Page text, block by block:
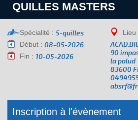
QUILLES MASTERS
Spécialité : 5-quilles
Début : 08-05-2026
Fin : 10-05-2026
Lieu
90
la palud
83600
Inscription à l'évènement